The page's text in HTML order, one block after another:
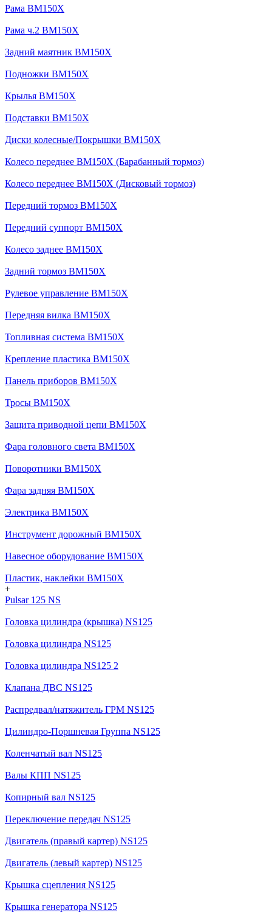
Рама BM150X
Рама ч.2 BM150X
Задний маятник BM150X
Подножки BM150X
Крылья BM150X
Подставки BM150X
Диски колесные/Покрышки BM150X
Колесо переднее BM150X (Барабанный тормоз)
Колесо переднее BM150X (Дисковый тормоз)
Передний тормоз BM150X
Передний суппорт BM150X
Колесо заднее BM150X
Задний тормоз BM150X
Рулевое управление BM150X
Передняя вилка BM150X
Топливная система BM150X
Крепление пластика BM150X
Панель приборов BM150X
Тросы BM150X
Защита приводной цепи BM150X
Фара головного света BM150X
Поворотники BM150X
Фара задняя BM150X
Электрика BM150X
Инструмент дорожный BM150X
Навесное оборудование BM150X
Пластик, наклейки BM150X
+
Pulsar 125 NS
Головка цилиндра (крышка) NS125
Головка цилиндра NS125
Головка цилиндра NS125 2
Клапана ДВС NS125
Распредвал/натяжитель ГРМ NS125
Цилиндро-Поршневая Группа NS125
Коленчатый вал NS125
Валы КПП NS125
Копирный вал NS125
Переключение передач NS125
Двигатель (правый картер) NS125
Двигатель (левый картер) NS125
Крышка сцепления NS125
Крышка генератора NS125